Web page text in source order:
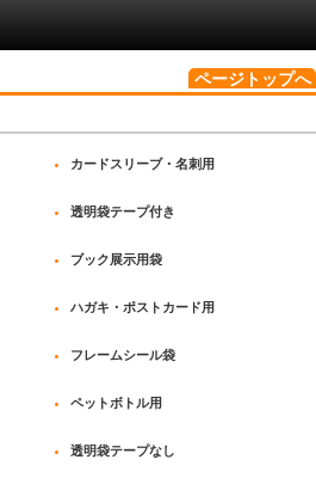
自在テープ
テープ
ページトップへ
カードスリーブ・名刺用
透明袋テープ付き
ブック展示用袋
ハガキ・ポストカード用
フレームシール袋
ペットボトル用
透明袋テープなし